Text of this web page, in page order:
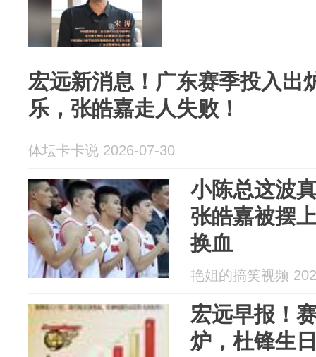
宏远新消息！广东赛季投入出
乐，张皓嘉走人失败！
体坛卡卡说 2026-07-30
小陈总这波
张皓嘉被摆
换血
艳姐的搞笑视频
宏远早报！
炉，杜锋生